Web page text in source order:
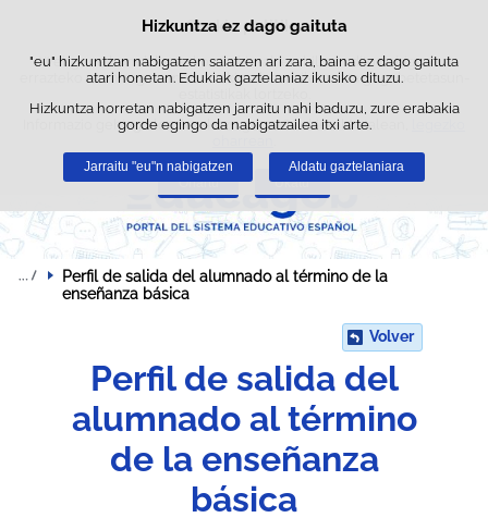
Cookie politika
Webgune honek berezko cookie-ak erabiltzen ditu nabigazioa
errazteko eta hirugarrenen cookie-ak erabilera- eta gogobetetasun-
Informazio gehiago lor dezakezu gure "Cookie-ak" atalean,
Onartu Ukatu
Hizkuntza ez dago gaituta
"eu" hizkuntzan nabigatzen saiatzen ari zara, baina ez dago gaituta
atari honetan. Edukiak gaztelaniaz ikusiko dituzu.
Hizkuntza horretan nabigatzen jarraitu nahi baduzu, zure erabakia
gorde egingo da nabigatzailea itxi arte.
Jarraitu "eu"n nabigatzen Aldatu gaztelaniara
Edukira salto egin
Perfil de salida del alumnado al término de la
enseñanza básica
Volver
Perfil de salida del
alumnado al término
de la enseñanza
básica